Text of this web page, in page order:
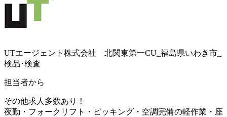
UTエージェント株式会社 北関東第一CU_福島県いわき市_
検品･検査
担当者から
その他求人多数あり！
夜勤・フォークリフト・ピッキング・空調完備の軽作業・座